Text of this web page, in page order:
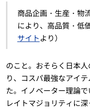
商品企画・生産・物
により、高品質・低
サイトより）
のこと。おそらく日本
り、コスパ最強なアイ
た。イノベーター理論
レイトマジョリティに